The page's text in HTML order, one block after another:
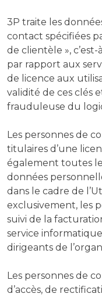
3P traite les
contact spécifiées
de clientèle »,
par rapport aux
de licence aux
validité de ces clés
frauduleuse du
Les personnes de
titulaires d’une
également toutes
données
dans le cadre de
exclusivement, les
suivi de la
service
dirigeants de
Les personnes de
d’accès, de